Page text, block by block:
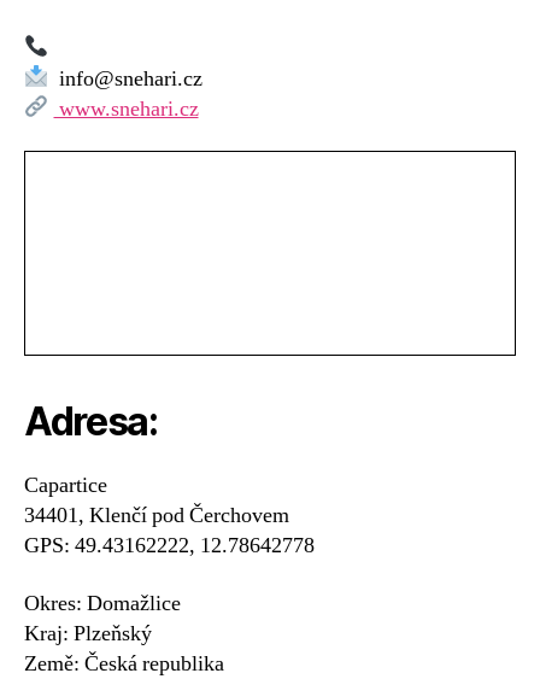
info@snehari.cz
www.snehari.cz
Adresa:
Capartice
34401, Klenčí pod Čerchovem
GPS: 49.43162222, 12.78642778
Okres: Domažlice
Kraj: Plzeňský
Země: Česká republika